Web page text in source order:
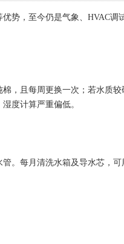
势，至今仍是气象、HVAC调
且每周更换一次；若水质较
度计算严重偏低。
每月清洗水箱及导水芯，可